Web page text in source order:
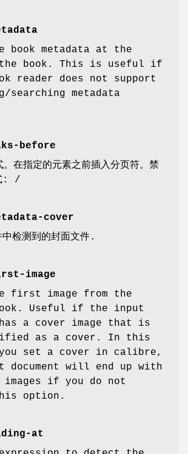
book metadata at the
book. This is useful if
reader does not support
searching metadata
before
在指定的元素之前插入分页符。禁
: /
cover
检测到的封面文件.
image
first image from the
Useful if the input
has a cover image that is
as a cover. In this
set a cover in calibre,
document will end up with
images if you do not
option.
at